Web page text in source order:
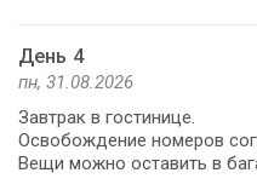
День 4
пн, 31.08.2026
Завтрак в гостинице.
Освобождение номеров
Вещи можно оставить в